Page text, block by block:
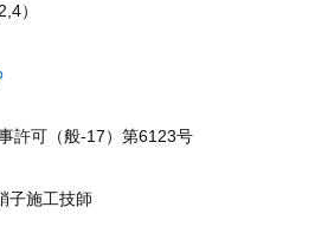
）
許可（般-17）第6123号
子施工技師